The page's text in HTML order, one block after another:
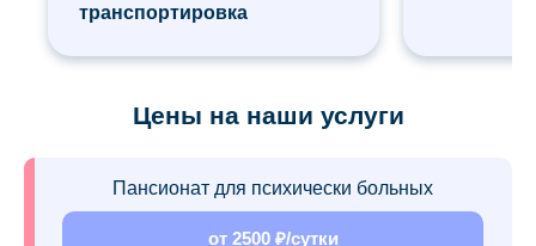
транспортировка
Цены на наши услуги
Пансионат для психически больных
от 2500 ₽/сутки